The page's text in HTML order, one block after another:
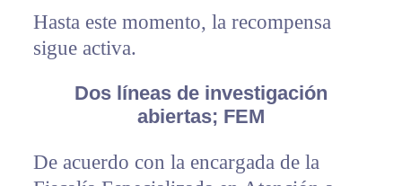
Hasta este momento, la recompensa
sigue activa.
Dos líneas de investigación
abiertas; FEM
De acuerdo con la encargada de la